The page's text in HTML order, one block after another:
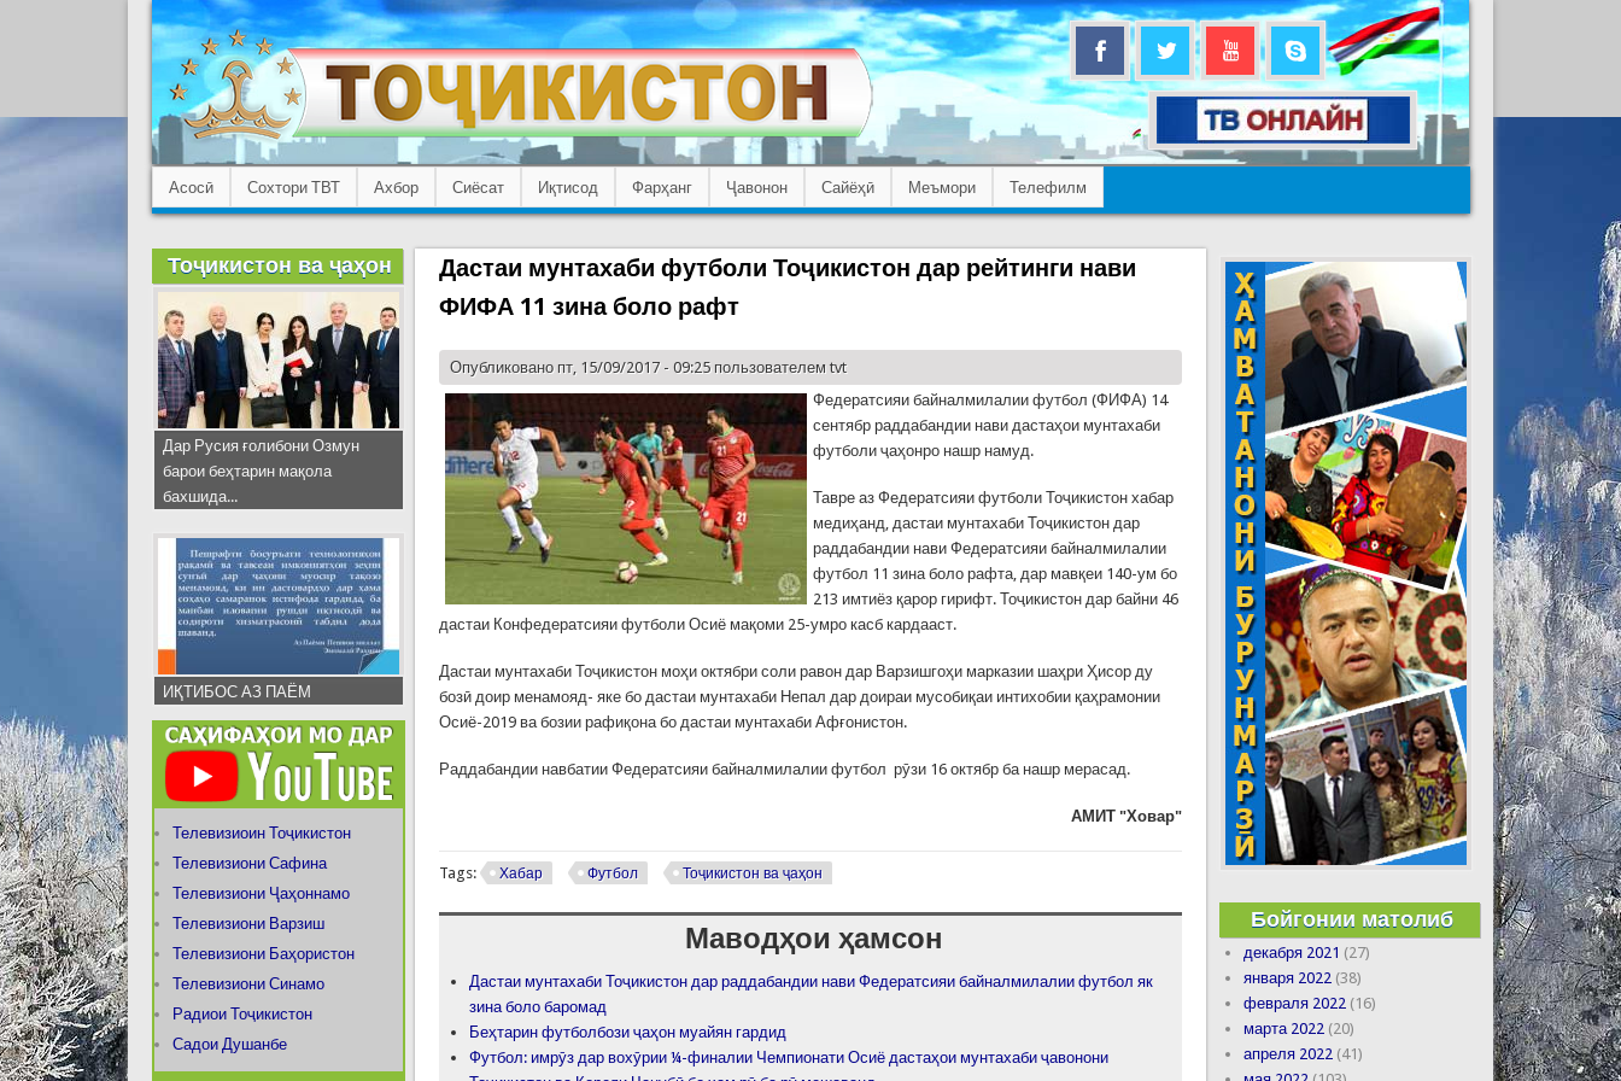
Асосӣ Сохтори ТВТ Ахбор Сиёсат Иқтисод Фарҳанг Ҷавонон Сайёҳӣ Меъмори Телефилм
Дастаи мунтахаби футболи Тоҷикистон дар рейтинги нави
ФИФА 11 зина боло рафт
Опубликовано пт, 15/09/2017 - 09:25 пользователемtvt
Федератсияи байналмилалии футбол (ФИФА) 14
сентябр раддабандии нави дастаҳои мунтахаби
футболи ҷаҳонро нашр намуд.
Тавре аз Федератсияи футболи Тоҷикистон хабар
медиҳанд, дастаи мунтахаби Тоҷикистон дар
раддабандии нави Федератсияи байналмилалии
футбол 11 зина боло рафта, дар мавқеи 140-ум бо
213 имтиёз қарор гирифт. Тоҷикистон дар байни 46
дастаи Конфедератсияи футболи Осиё мақоми 25-умро касб кардааст.
Дастаи мунтахаби Тоҷикистон моҳи октябри соли равон дар Варзишгоҳи марказии шаҳри Ҳисор ду
бозӣ доир менамояд- яке бо дастаи мунтахаби Непал дар доираи мусобиқаи интихобии қаҳрамонии
Осиё-2019 ва бозии рафиқона бо дастаи мунтахаби Афғонистон.
Раддабандии навбатии Федератсияи байналмилалии футбол рӯзи 16 октябр ба нашр мерасад.
АМИТ "Ховар"
Tags: Хабар Футбол Тоҷикистон ва ҷаҳон
Маводҳои ҳамсон
Дастаи мунтахаби Тоҷикистон дар раддабандии нави Федератсияи байналмилалии футбол як
зина боло баромад
Беҳтарин футболбози ҷаҳон муайян гардид
Футбол: имрӯз дар вохӯрии ¼-финалии Чемпионати Осиё дастаҳои мунтахаби ҷавонони
Тоҷикистон ва ҷаҳон
Дар Русия ғолибони Озмун
барои беҳтарин мақола
бахшида...
ИҚТИБОС АЗ ПАЁМ
Телевизиоин Тоҷикистон
Телевизиони Сафина
Телевизиони Ҷаҳоннамо
Телевизиони Варзиш
Телевизиони Баҳористон
Телевизиони Синамо
Радиои Тоҷикистон
Садои Душанбе
Бойгонии матолиб
декабря 2021 (27)
января 2022 (38)
февраля 2022 (16)
марта 2022 (20)
апреля 2022 (41)